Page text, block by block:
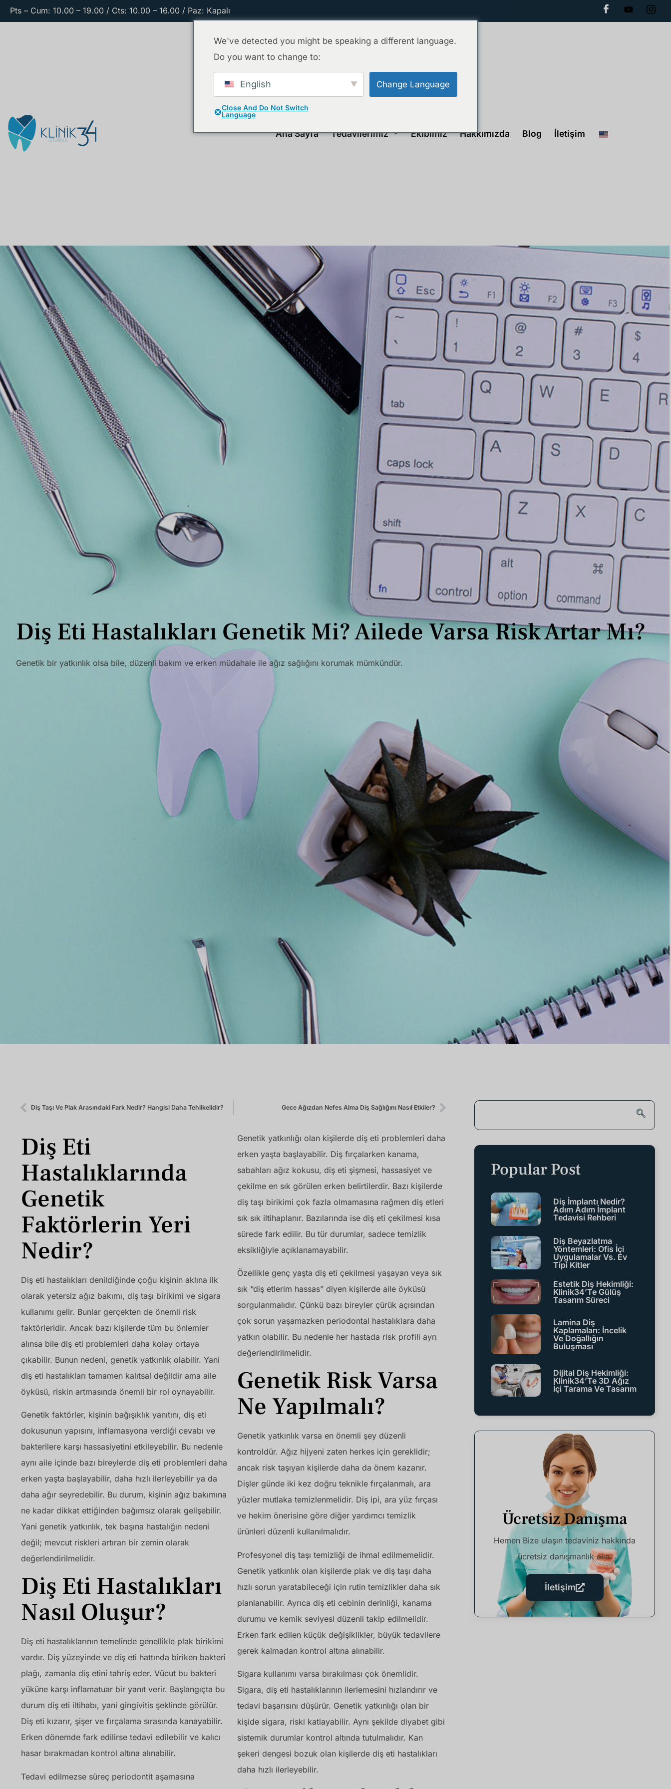
Pts – Cum: 10.00 – 19.00 / Cts: 10.00 – 16.00 / Paz: Kapalı
Ana Sayfa Tedavilerimiz Ekibimiz Hakkımızda Blog İletişim
Diş Eti Hastalıkları Genetik Mi? Ailede Varsa Risk Artar Mı?
Genetik bir yatkınlık olsa bile, düzenli bakım ve erken müdahale ile ağız sağlığını korumak mümkündür.
Diş Taşı Ve Plak Arasındaki Fark Nedir? Hangisi Daha Tehlikelidir? Gece Ağızdan Nefes Alma Diş Sağlığını Nasıl Etkiler?
Diş Eti
Hastalıklarında
Genetik
Faktörlerin Yeri
Nedir?
Diş eti hastalıkları denildiğinde çoğu kişinin aklına ilk
olarak yetersiz ağız bakımı, diş taşı birikimi ve sigara
kullanımı gelir. Bunlar gerçekten de önemli risk
faktörleridir. Ancak bazı kişilerde tüm bu önlemler
alınsa bile diş eti problemleri daha kolay ortaya
çıkabilir. Bunun nedeni, genetik yatkınlık olabilir. Yani
diş eti hastalıkları tamamen kalıtsal değildir ama aile
öyküsü, riskin artmasında önemli bir rol oynayabilir.
Genetik faktörler, kişinin bağışıklık yanıtını, diş eti
dokusunun yapısını, inflamasyona verdiği cevabı ve
bakterilere karşı hassasiyetini etkileyebilir. Bu nedenle
aynı aile içinde bazı bireylerde diş eti problemleri daha
erken yaşta başlayabilir, daha hızlı ilerleyebilir ya da
daha ağır seyredebilir. Bu durum, kişinin ağız bakımına
ne kadar dikkat ettiğinden bağımsız olarak gelişebilir.
Yani genetik yatkınlık, tek başına hastalığın nedeni
değil; mevcut riskleri artıran bir zemin olarak
değerlendirilmelidir.
Diş Eti Hastalıkları
Nasıl Oluşur?
Diş eti hastalıklarının temelinde genellikle plak birikimi
vardır. Diş yüzeyinde ve diş eti hattında biriken bakteri
plağı, zamanla diş etini tahriş eder. Vücut bu bakteri
yüküne karşı inflamatuar bir yanıt verir. Başlangıçta bu
durum diş eti iltihabı, yani gingivitis şeklinde görülür.
Diş eti kızarır, şişer ve fırçalama sırasında kanayabilir.
Erken dönemde fark edilirse tedavi edilebilir ve kalıcı
hasar bırakmadan kontrol altına alınabilir.
Tedavi edilmezse süreç periodontit aşamasına
Genetik yatkınlığı olan kişilerde diş eti problemleri daha
erken yaşta başlayabilir. Diş fırçalarken kanama,
sabahları ağız kokusu, diş eti şişmesi, hassasiyet ve
çekilme en sık görülen erken belirtilerdir. Bazı kişilerde
diş taşı birikimi çok fazla olmamasına rağmen diş etleri
sık sık iltihaplanır. Bazılarında ise diş eti çekilmesi kısa
sürede fark edilir. Bu tür durumlar, sadece temizlik
eksikliğiyle açıklanamayabilir.
Özellikle genç yaşta diş eti çekilmesi yaşayan veya sık
sık “diş etlerim hassas” diyen kişilerde aile öyküsü
sorgulanmalıdır. Çünkü bazı bireyler çürük açısından
çok sorun yaşamazken periodontal hastalıklara daha
yatkın olabilir. Bu nedenle her hastada risk profili ayrı
değerlendirilmelidir.
Genetik Risk Varsa
Ne Yapılmalı?
Genetik yatkınlık varsa en önemli şey düzenli
kontroldür. Ağız hijyeni zaten herkes için gereklidir;
ancak risk taşıyan kişilerde daha da önem kazanır.
Dişler günde iki kez doğru teknikle fırçalanmalı, ara
yüzler mutlaka temizlenmelidir. Diş ipi, ara yüz fırçası
ve hekim önerisine göre diğer yardımcı temizlik
ürünleri düzenli kullanılmalıdır.
Profesyonel diş taşı temizliği de ihmal edilmemelidir.
Genetik yatkınlık olan kişilerde plak ve diş taşı daha
hızlı sorun yaratabileceği için rutin temizlikler daha sık
planlanabilir. Ayrıca diş eti cebinin derinliği, kanama
durumu ve kemik seviyesi düzenli takip edilmelidir.
Erken fark edilen küçük değişiklikler, büyük tedavilere
gerek kalmadan kontrol altına alınabilir.
Sigara kullanımı varsa bırakılması çok önemlidir.
Sigara, diş eti hastalıklarının ilerlemesini hızlandırır ve
tedavi başarısını düşürür. Genetik yatkınlığı olan bir
kişide sigara, riski katlayabilir. Aynı şekilde diyabet gibi
sistemik durumlar kontrol altında tutulmalıdır. Kan
şekeri dengesi bozuk olan kişilerde diş eti hastalıkları
daha hızlı ilerleyebilir.
Popular Post
Diş İmplantı Nedir?
Adım Adım İmplant
Tedavisi Rehberi
Diş Beyazlatma
Yöntemleri: Ofis İçi
Uygulamalar Vs. Ev
Tipi Kitler
Estetik Diş Hekimliği:
Klinik34’te Gülüş
Tasarım Süreci
Lamina Diş
Kaplamaları: İncelik
Ve Doğallığın
Buluşması
Dijital Diş Hekimliği:
Klinik34’te 3D Ağız
İçi Tarama Ve Tasarım
Ücretsiz Danışma
Hemen Bize ulaşın tedaviniz hakkında
ücretsiz danışmanlık alın.
İletişim
We've detected you might be speaking a different language.
Do you want to change to:
English Change Language
Close And Do Not Switch
Language